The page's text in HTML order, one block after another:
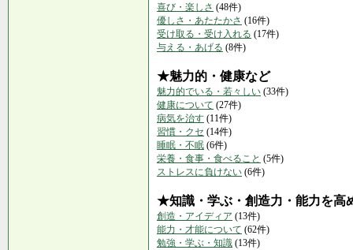
喜び・楽しさ (48件)
優しさ・あたたかさ (16件)
受け取る・受け入れる (17件)
与える・あげる (8件)
★魅力的・健康など
魅力的でいる・若々しい (33件)
健康について (27件)
病気を治す (11件)
習慣・クセ (14件)
睡眠・不眠 (6件)
栄養・食事・食べること (5件)
ストレスに負けない (6件)
★知識・学ぶ・創造力・能力を高
創造・アイディア (13件)
能力・才能について (62件)
勉強・学ぶ・知識 (13件)